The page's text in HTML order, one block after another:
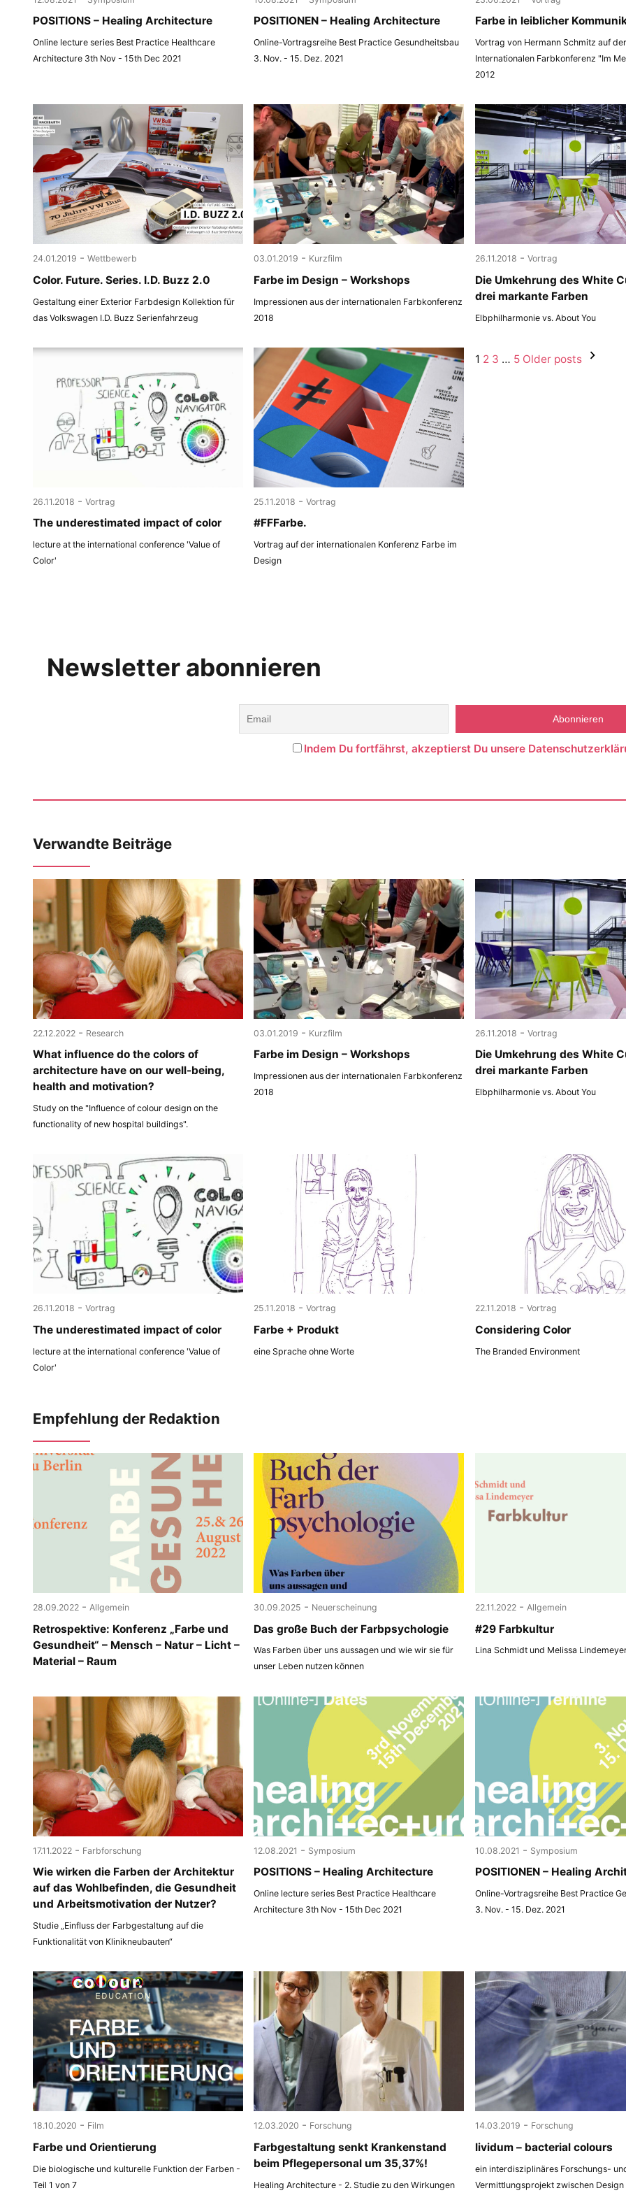
POSITIONS – Healing Architecture
Online lecture series Best Practice Healthcare
Architecture 3th Nov - 15th Dec 2021
POSITIONEN – Healing Architecture
Online-Vortragsreihe Best Practice Gesundheitsbau
3. Nov. - 15. Dez. 2021
Farbe in leiblicher
Vortrag von Hermann Schmitz auf der
Internationalen Farbkonferenz "Im
2012
24.01.2019 - Wettbewerb
Color. Future. Series. I.D. Buzz 2.0
Gestaltung einer Exterior Farbdesign Kollektion für
das Volkswagen I.D. Buzz Serienfahrzeug
03.01.2019 - Kurzfilm
Farbe im Design – Workshops
Impressionen aus der internationalen Farbkonferenz
2018
26.11.2018 - Vortrag
Die Umkehrung des White
drei markante Farben
Elbphilharmonie vs. About You
26.11.2018 - Vortrag
The underestimated impact of color
lecture at the international conference 'Value of
Color'
25.11.2018 - Vortrag
#FFFarbe.
Vortrag auf der internationalen Konferenz Farbe im
Design
1 2 3 … 5 Older posts
Newsletter abonnieren
Indem Du fortfährst, akzeptierst Du unsere
Verwandte Beiträge
22.12.2022 - Research
What influence do the colors of
architecture have on our well-being,
health and motivation?
Study on the "Influence of colour design on the
functionality of new hospital buildings".
03.01.2019 - Kurzfilm
Farbe im Design – Workshops
Impressionen aus der internationalen Farbkonferenz
2018
26.11.2018 - Vortrag
Die Umkehrung des White
drei markante Farben
Elbphilharmonie vs. About You
26.11.2018 - Vortrag
The underestimated impact of color
lecture at the international conference 'Value of
Color'
25.11.2018 - Vortrag
Farbe + Produkt
eine Sprache ohne Worte
22.11.2018 - Vortrag
Considering Color
The Branded Environment
Empfehlung der Redaktion
28.09.2022 - Allgemein
Retrospektive: Konferenz „Farbe und
Gesundheit“ – Mensch – Natur – Licht –
Material – Raum
30.09.2025 - Neuerscheinung
Das große Buch der Farbpsychologie
Was Farben über uns aussagen und wie wir sie für
unser Leben nutzen können
22.11.2022 - Allgemein
#29 Farbkultur
Lina Schmidt und Melissa
17.11.2022 - Farbforschung
Wie wirken die Farben der Architektur
auf das Wohlbefinden, die Gesundheit
und Arbeitsmotivation der Nutzer?
Studie „Einfluss der Farbgestaltung auf die
Funktionalität von Klinikneubauten“
12.08.2021 - Symposium
POSITIONS – Healing Architecture
Online lecture series Best Practice Healthcare
Architecture 3th Nov - 15th Dec 2021
10.08.2021 - Symposium
POSITIONEN – Healing
Online-Vortragsreihe Best Practice
3. Nov. - 15. Dez. 2021
18.10.2020 - Film
Farbe und Orientierung
Die biologische und kulturelle Funktion der Farben -
Teil 1 von 7
12.03.2020 - Forschung
Farbgestaltung senkt Krankenstand
beim Pflegepersonal um 35,37%!
Healing Architecture - 2. Studie zu den Wirkungen
14.03.2019 - Forschung
lividum – bacterial colours
ein interdisziplinäres Forschungs-
Vermittlungsprojekt zwischen Design